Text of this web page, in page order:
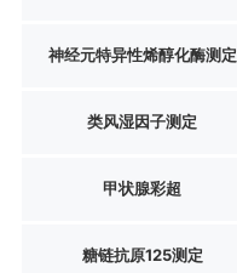
神经元特异性烯醇化酶测定
类风湿因子测定
甲状腺彩超
糖链抗原125测定